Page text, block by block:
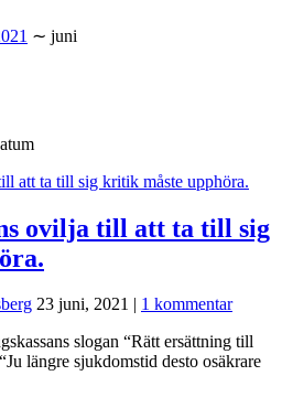
∼ juni
ovilja till att ta till sig
23 juni, 2021
1 kommentar
slogan “Rätt ersättning till
längre sjukdomstid desto osäkrare